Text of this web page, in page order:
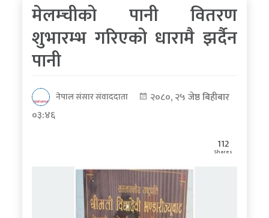
पत्रपत्रिकाबाट
मेलम्चीको पानी वितरण
शुभारम्भ गरिएको धारामै झर्दैन
पानी
नेपाल संसार संवाददाता
२०८०, २५ जेष्ठ बिहीबार
०३:४६
112
Shares